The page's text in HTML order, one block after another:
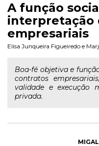
A função
interpretação
empresariais
Elisa Junqueira Figueiredo e
Boa-fé objetiva e
contratos
validade e execução
privada.